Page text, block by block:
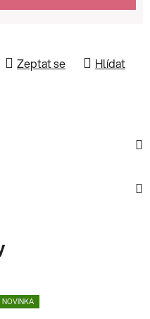
Zeptat se Hlídat
NOVINKA